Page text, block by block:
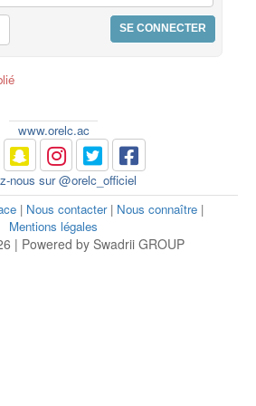
www.orelc.ac
nous sur @orelc_officiel
| Nous contacter| Nous connaître |
Mentions légales
| Powered by Swadrii GROUP